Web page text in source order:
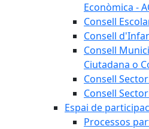
Econòmica -
Consell
Consell
Consell
Ciutadana o
Consell
Consell
Espai de
Processos